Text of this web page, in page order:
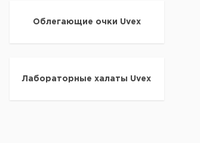
Облегающие очки Uvex
Лабораторные халаты Uvex